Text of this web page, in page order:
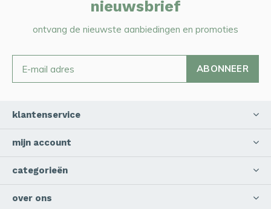
nieuwsbrief
ontvang de nieuwste aanbiedingen en promoties
ABONNEER
klantenservice
mijn account
categorieën
over ons